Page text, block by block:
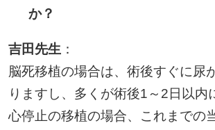
か？
吉田先生：
脳死移植の場合は、術後すぐに尿
りますし、多くが術後1～2日以内
心停止の移植の場合、これまでの